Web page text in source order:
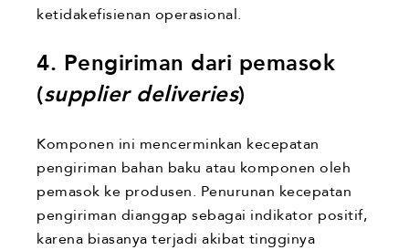
ketidakefisienan operasional.
4. Pengiriman dari pemasok
(supplier deliveries)
Komponen ini mencerminkan kecepatan
pengiriman bahan baku atau komponen oleh
pemasok ke produsen. Penurunan kecepatan
pengiriman dianggap sebagai indikator positif,
karena biasanya terjadi akibat tingginya